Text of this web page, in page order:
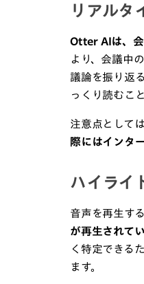
リアルタ
Otter AIは、会
より、会議中
議論を振り返
っくり読むこ
注意点として
際にはインタ
ハイライ
音声を再生す
が再生されて
く特定できる
ます。